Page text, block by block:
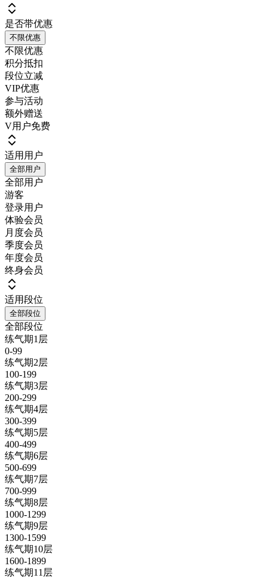
是否带优惠
不限优惠
不限优惠
积分抵扣
段位立减
VIP优惠
参与活动
额外赠送
V用户免费
适用用户
全部用户
全部用户
游客
登录用户
体验会员
月度会员
季度会员
年度会员
终身会员
适用段位
全部段位
全部段位
练气期1层
0-99
练气期2层
100-199
练气期3层
200-299
练气期4层
300-399
练气期5层
400-499
练气期6层
500-699
练气期7层
700-999
练气期8层
1000-1299
练气期9层
1300-1599
练气期10层
1600-1899
练气期11层